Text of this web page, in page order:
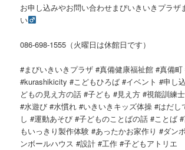
お申し込みやお問い合わせまびいきいきプラザ
い‍
086-698-1555（火曜日は休館日です）
#まびいきいきプラザ #真備健康福祉館 #真備
#kurashikicity #こどもひろば #イベント #申し
どもの見え方の話 #子ども #見え方 #視能訓練
#水遊び #水慣れ #いきいきキッズ体操 #はだし
し #運動あそび #子どものことばの話 #ことば
もいっきり製作体験 #あったかお家作り #ダン
ンボールハウス #設計 #工作 #子どもアトリエ